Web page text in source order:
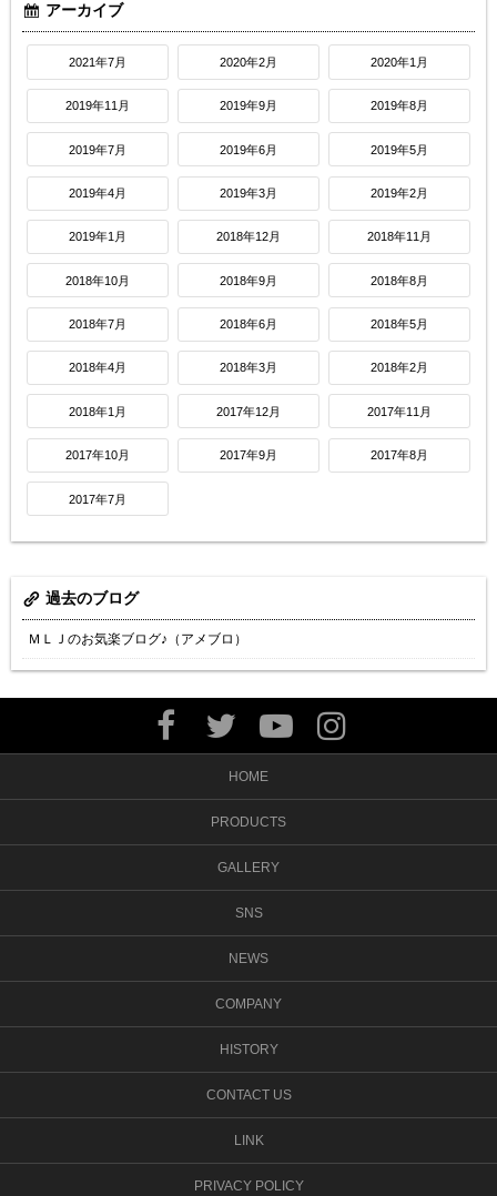
アーカイブ
2021年7月 2020年2月 2020年1月
2019年11月 2019年9月 2019年8月
2019年7月 2019年6月 2019年5月
2019年4月 2019年3月 2019年2月
2019年1月 2018年12月 2018年11月
2018年10月 2018年9月 2018年8月
2018年7月 2018年6月 2018年5月
2018年4月 2018年3月 2018年2月
2018年1月 2017年12月 2017年11月
2017年10月 2017年9月 2017年8月
2017年7月
過去のブログ
ＭＬＪのお気楽ブログ♪（アメブロ）
HOME
PRODUCTS
GALLERY
SNS
NEWS
COMPANY
HISTORY
CONTACT US
LINK
PRIVACY POLICY